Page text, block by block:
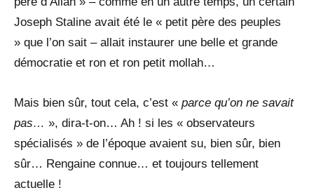
Joseph Staline avait été le « petit père des peuples
» que l’on sait – allait instaurer une belle et grande
démocratie et ron et ron petit mollah…
Mais bien sûr, tout cela, c’est « parce qu’on ne savait
pas… », dira-t-on… Ah ! si les « observateurs
spécialisés » de l’époque avaient su, bien sûr, bien
sûr… Rengaine connue… et toujours tellement
actuelle !